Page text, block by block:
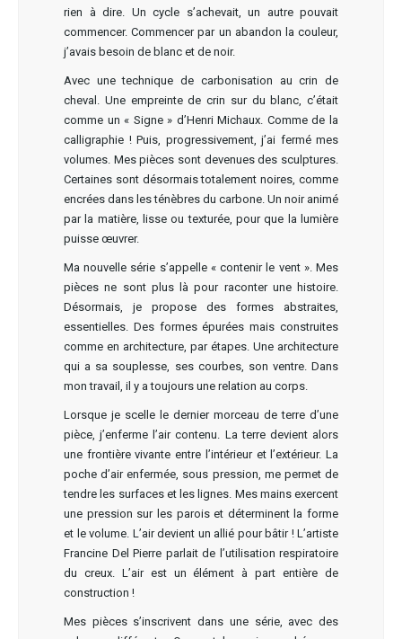
rien à dire. Un cycle s’achevait, un autre pouvait
commencer. Commencer par un abandon la couleur,
j’avais besoin de blanc et de noir.
Avec une technique de carbonisation au crin de
cheval. Une empreinte de crin sur du blanc, c’était
comme un « Signe » d’Henri Michaux. Comme de la
calligraphie ! Puis, progressivement, j’ai fermé mes
volumes. Mes pièces sont devenues des sculptures.
Certaines sont désormais totalement noires, comme
encrées dans les ténèbres du carbone. Un noir animé
par la matière, lisse ou texturée, pour que la lumière
puisse œuvrer.
Ma nouvelle série s’appelle « contenir le vent ». Mes
pièces ne sont plus là pour raconter une histoire.
Désormais, je propose des formes abstraites,
essentielles. Des formes épurées mais construites
comme en architecture, par étapes. Une architecture
qui a sa souplesse, ses courbes, son ventre. Dans
mon travail, il y a toujours une relation au corps.
Lorsque je scelle le dernier morceau de terre d’une
pièce, j’enferme l’air contenu. La terre devient alors
une frontière vivante entre l’intérieur et l’extérieur. La
poche d’air enfermée, sous pression, me permet de
tendre les surfaces et les lignes. Mes mains exercent
une pression sur les parois et déterminent la forme
et le volume. L’air devient un allié pour bâtir ! L’artiste
Francine Del Pierre parlait de l’utilisation respiratoire
du creux. L’air est un élément à part entière de
construction !
Mes pièces s’inscrivent dans une série, avec des